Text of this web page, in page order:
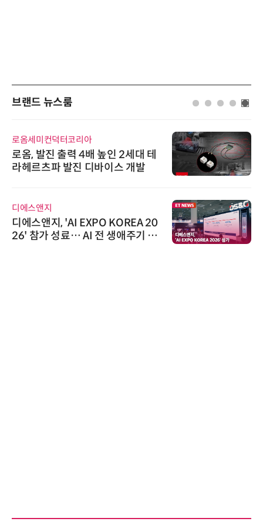
브랜드 뉴스룸
로옴세미컨덕터코리아
로옴, 발진 출력 4배 높인 2세대 테
라헤르츠파 발진 디바이스 개발
디에스앤지
디에스앤지, 'AI EXPO KOREA 20
26' 참가 성료… AI 전 생애주기 아